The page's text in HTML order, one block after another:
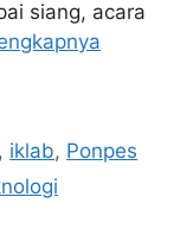
siang, acara
, iklab, Ponpes